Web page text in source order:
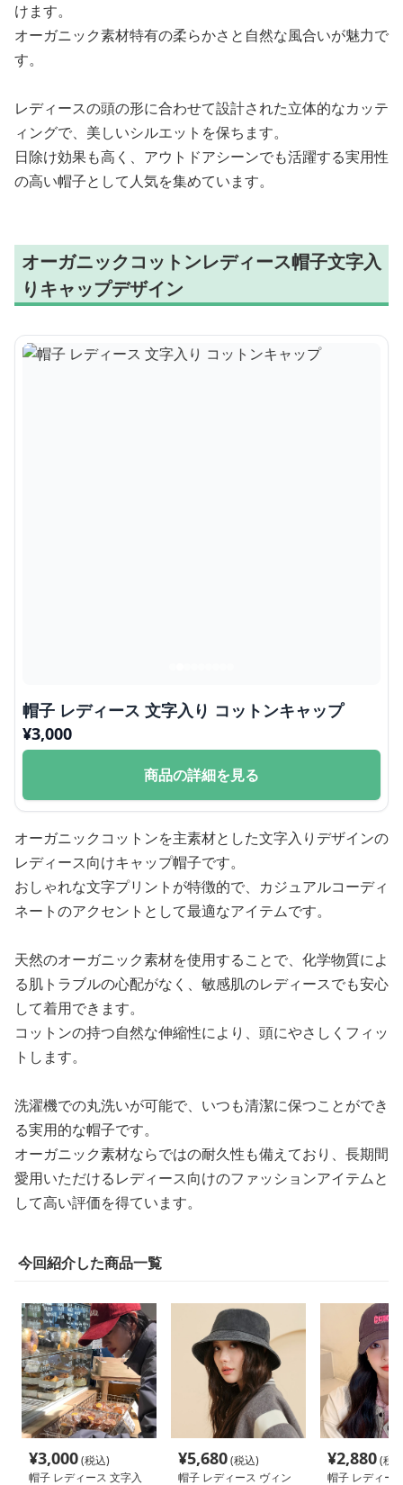
けます。
オーガニック素材特有の柔らかさと自然な風合いが魅力で
す。
レディースの頭の形に合わせて設計された立体的なカッテ
ィングで、美しいシルエットを保ちます。
日除け効果も高く、アウトドアシーンでも活躍する実用性
の高い帽子として人気を集めています。
オーガニックコットンレディース帽子文字入
りキャップデザイン
帽子 レディース 文字入り コットンキャップ
¥3,000
商品の詳細を見る
オーガニックコットンを主素材とした文字入りデザインの
レディース向けキャップ帽子です。
おしゃれな文字プリントが特徴的で、カジュアルコーディ
ネートのアクセントとして最適なアイテムです。
天然のオーガニック素材を使用することで、化学物質によ
る肌トラブルの心配がなく、敏感肌のレディースでも安心
して着用できます。
コットンの持つ自然な伸縮性により、頭にやさしくフィッ
トします。
洗濯機での丸洗いが可能で、いつも清潔に保つことができ
る実用的な帽子です。
オーガニック素材ならではの耐久性も備えており、長期間
愛用いただけるレディース向けのファッションアイテムと
して高い評価を得ています。
今回紹介した商品一覧
¥3,000(税込)
帽子 レディース 文字入
¥5,680(税込)
帽子 レディース ヴィン
¥2,880(税
帽子 レディー